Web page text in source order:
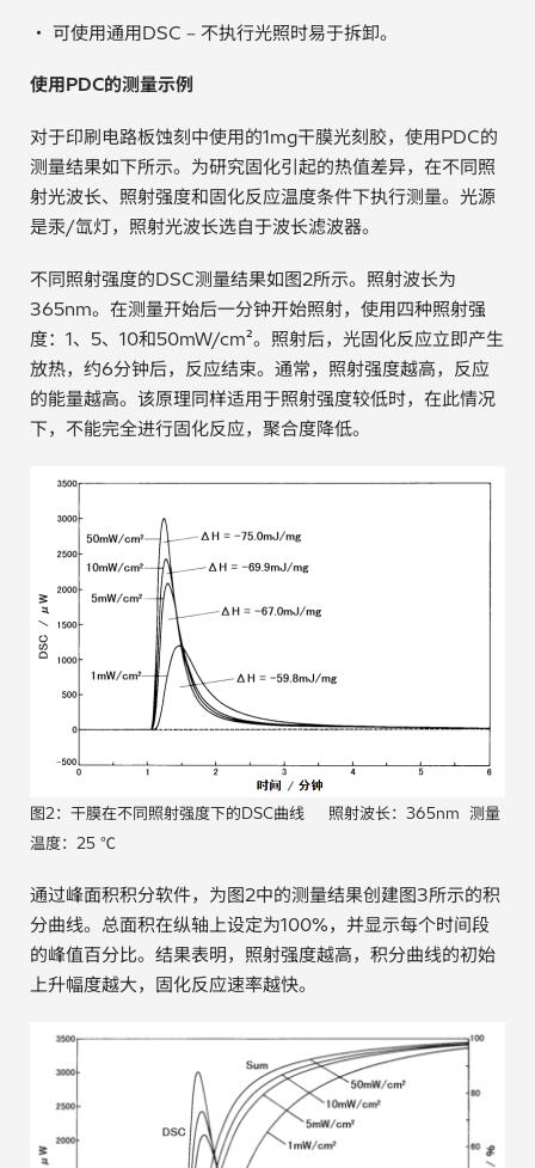
・ 可使用通用DSC – 不执行光照时易于拆卸。
使用PDC的测量示例
对于印刷电路板蚀刻中使用的1mg干膜光刻胶，使用PDC的
测量结果如下所示。为研究固化引起的热值差异，在不同照
射光波长、照射强度和固化反应温度条件下执行测量。光源
是汞/氙灯，照射光波长选自于波长滤波器。
不同照射强度的DSC测量结果如图2所示。照射波长为
365nm。在测量开始后一分钟开始照射，使用四种照射强
度：1、5、10和50mW/cm²。照射后，光固化反应立即产生
放热，约6分钟后，反应结束。通常，照射强度越高，反应
的能量越高。该原理同样适用于照射强度较低时，在此情况
下，不能完全进行固化反应，聚合度降低。
图2：干膜在不同照射强度下的DSC曲线 照射波长：365nm 测量
温度：25 ℃
通过峰面积积分软件，为图2中的测量结果创建图3所示的积
分曲线。总面积在纵轴上设定为100%，并显示每个时间段
的峰值百分比。结果表明，照射强度越高，积分曲线的初始
上升幅度越大，固化反应速率越快。